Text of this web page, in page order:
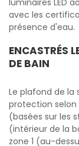
luminaires LED
avec les
présence d'eau.
ENCASTRÉS
DE BAIN
Le plafond de la
protection selon
(basées sur les
(intérieur de la
zone 1 (au-